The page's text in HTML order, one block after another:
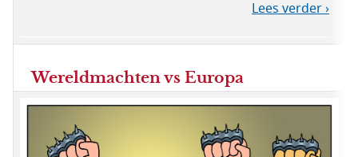
Lees verder ›
Wereldmachten vs Europa